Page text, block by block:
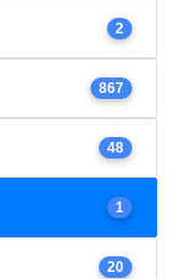
2
867
48
1
20